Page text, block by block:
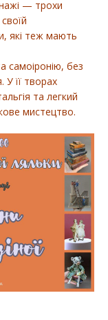
— трохи
які теж мають
самоіронію, без
її творах
та легкий
мистецтво.